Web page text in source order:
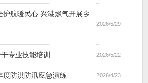
护航暖民心 兴港燃气开展乡
2026/5/29
专业技能培训 2026/5/22
度防洪防汛应急演练 2026/4/23